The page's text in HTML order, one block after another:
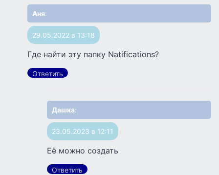
Аня:
29.05.2022 в 13:18
Где найти эту папку Natifications?
Ответить
Дашка:
23.05.2023 в 12:11
Её можно создать
Ответить